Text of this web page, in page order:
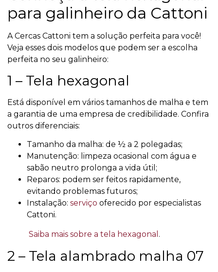
para galinheiro da Cattoni
A Cercas Cattoni tem a solução perfeita para você!
Veja esses dois modelos que podem ser a escolha
perfeita no seu galinheiro:
1 – Tela hexagonal
Está disponível em vários tamanhos de malha e tem
a garantia de uma empresa de credibilidade. Confira
outros diferenciais:
Tamanho da malha: de ½ a 2 polegadas;
Manutenção: limpeza ocasional com água e
sabão neutro prolonga a vida útil;
Reparos: podem ser feitos rapidamente,
evitando problemas futuros;
Instalação: serviço oferecido por especialistas
Cattoni.
Saiba mais sobre a tela hexagonal .
2 – Tela alambrado malha 07